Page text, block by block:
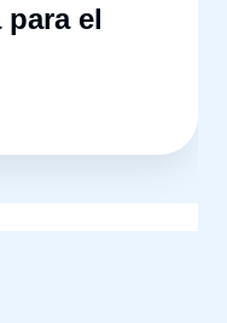
para el